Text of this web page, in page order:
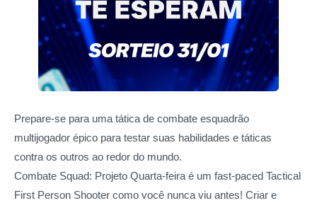
Prepare-se para uma tática de combate esquadrão
multijogador épico para testar suas habilidades e táticas
contra os outros ao redor do mundo.
Combate Squad: Projeto Quarta-feira é um fast-paced Tactical
First Person Shooter como você nunca viu antes! Criar e